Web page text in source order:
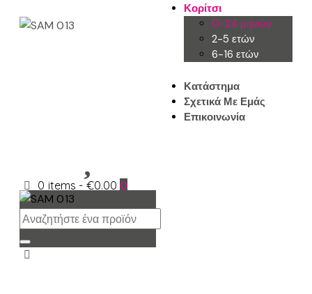
Κορίτσι
0-24 μηνών
2-5 ετών
6-16 ετών
Κατάστημα
Σχετικά Με Εμάς
Επικοινωνία
0 items - €0.00 0